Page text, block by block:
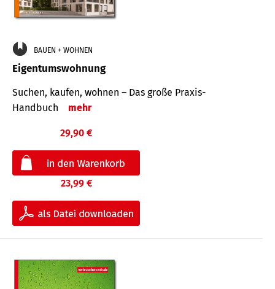
BAUEN + WOHNEN
Eigentumswohnung
Suchen, kaufen, wohnen – Das große Praxis-
Handbuch
mehr
29,90 €
23,99 €